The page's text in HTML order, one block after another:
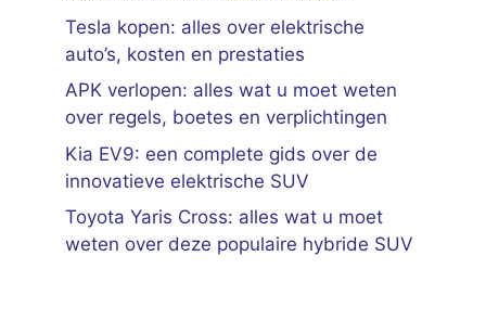
Tesla kopen: alles over elektrische
auto’s, kosten en prestaties
APK verlopen: alles wat u moet weten
over regels, boetes en verplichtingen
Kia EV9: een complete gids over de
innovatieve elektrische SUV
Toyota Yaris Cross: alles wat u moet
weten over deze populaire hybride SUV